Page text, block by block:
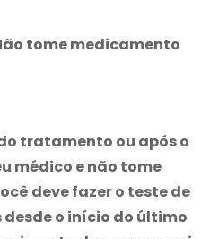
tome medicamento
tratamento ou após o
médico e não tome
deve fazer o teste de
o início do último